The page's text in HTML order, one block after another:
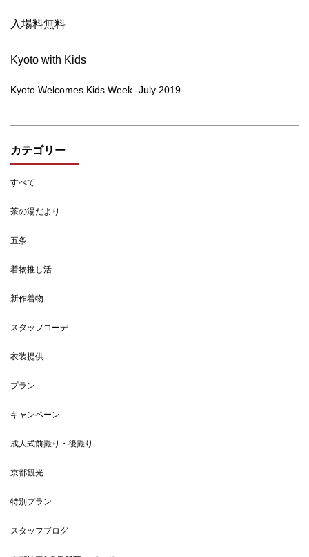
カテゴリー
すべて
茶の湯だより
五条
着物推し活
新作着物
スタッフコーデ
衣装提供
プラン
キャンペーン
成人式前撮り・後撮り
京都観光
特別プラン
スタッフブログ
入場料無料
Kyoto with Kids
Kyoto Welcomes Kids Week -July 2019